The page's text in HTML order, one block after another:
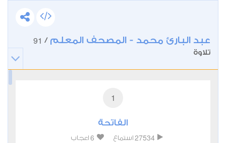
عبد البارئ محمد - المصحف المعلم /
91
تلاوة
1
الفاتحة
27534 استماع 6 اعجاب